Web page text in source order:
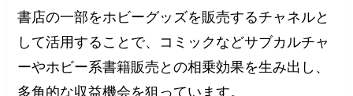
書店の一部をホビーグッズを販売するチャネルと
して活用することで、コミックなどサブカルチャ
ーやホビー系書籍販売との相乗効果を生み出し、
多角的な収益機会を狙っています。